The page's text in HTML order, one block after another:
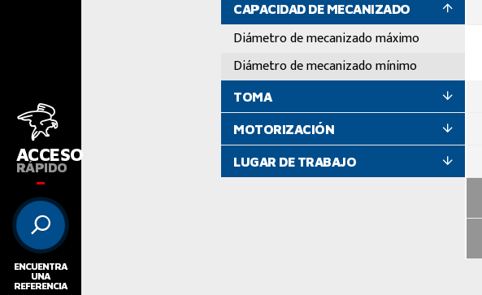
ACCESO
RÁPIDO
ENCUENTRA
UNA
REFERENCIA
CAPACIDAD DE MECANIZADO
Diámetro de mecanizado máximo
Diámetro de mecanizado mínimo
TOMA
MOTORIZACIÓN
LUGAR DE TRABAJO